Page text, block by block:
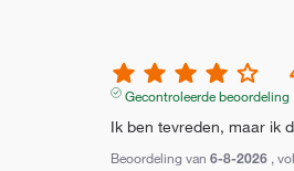
Gecontroleerde beoordeling
Ik ben tevreden, maar ik
Beoordeling van6-8-2026 ,